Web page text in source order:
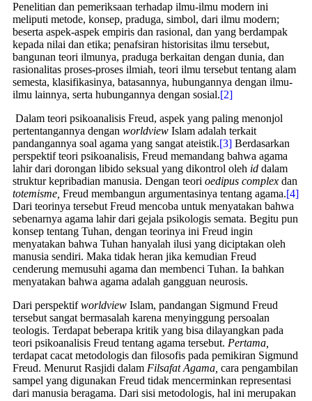
Penelitian dan pemeriksaan terhadap ilmu-ilmu modern ini
meliputi metode, konsep, praduga, simbol, dari ilmu modern;
beserta aspek-aspek empiris dan rasional, dan yang berdampak
kepada nilai dan etika; penafsiran historisitas ilmu tersebut,
bangunan teori ilmunya, praduga berkaitan dengan dunia, dan
rasionalitas proses-proses ilmiah, teori ilmu tersebut tentang alam
semesta, klasifikasinya, batasannya, hubungannya dengan ilmu-
ilmu lainnya, serta hubungannya dengan sosial.[2]
Dalam teori psikoanalisis Freud, aspek yang paling menonjol
pertentangannya dengan worldview Islam adalah terkait
pandangannya soal agama yang sangat ateistik.[3] Berdasarkan
perspektif teori psikoanalisis, Freud memandang bahwa agama
lahir dari dorongan libido seksual yang dikontrol oleh id dalam
struktur kepribadian manusia. Dengan teori oedipus complex dan
totemisme, Freud membangun argumentasinya tentang agama.[4]
Dari teorinya tersebut Freud mencoba untuk menyatakan bahwa
sebenarnya agama lahir dari gejala psikologis semata. Begitu pun
konsep tentang Tuhan, dengan teorinya ini Freud ingin
menyatakan bahwa Tuhan hanyalah ilusi yang diciptakan oleh
manusia sendiri. Maka tidak heran jika kemudian Freud
cenderung memusuhi agama dan membenci Tuhan. Ia bahkan
menyatakan bahwa agama adalah gangguan neurosis.
Dari perspektifworldview Islam, pandangan Sigmund Freud
tersebut sangat bermasalah karena menyinggung persoalan
teologis. Terdapat beberapa kritik yang bisa dilayangkan pada
teori psikoanalisis Freud tentang agama tersebut. Pertama,
terdapat cacat metodologis dan filosofis pada pemikiran Sigmund
Freud. Menurut Rasjidi dalam Filsafat Agama, cara pengambilan
sampel yang digunakan Freud tidak mencerminkan representasi
dari manusia beragama. Dari sisi metodologis, hal ini merupakan